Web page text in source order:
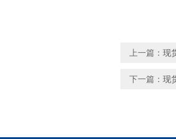
上一篇： 现
下一篇： 现